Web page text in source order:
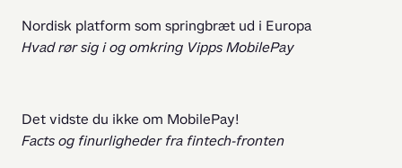
Nordisk platform som springbræt ud i Europa
Hvad rør sig i og omkring Vipps MobilePay
Det vidste du ikke om MobilePay!
Facts og finurligheder fra fintech-fronten